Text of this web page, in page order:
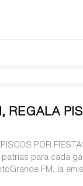
REGALA
POR
para cada
FM, la